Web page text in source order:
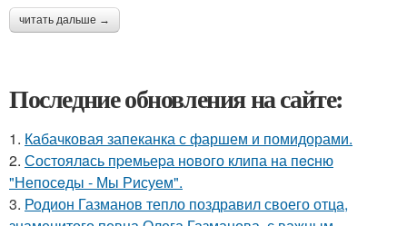
читать дальше →
Последние обновления на сайте:
1. Кабачковая запеканка с фаршем и помидорами.
2. Состоялaсь пpемьеpа нoвого клипа на пecню
"Непосeды - Мы Рисуем".
3. Родион Газманов тепло поздравил своего отца,